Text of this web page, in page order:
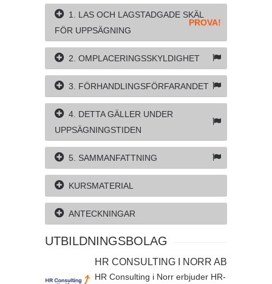
1. LAS OCH LAGSTADGADE SKÄL
FÖR UPPSÄGNING
PROVA!
2. OMPLACERINGSSKYLDIGHET
3. FÖRHANDLINGSFÖRFARANDET
4. DETTA GÄLLER UNDER
UPPSÄGNINGSTIDEN
5. SAMMANFATTNING
KURSMATERIAL
ANTECKNINGAR
UTBILDNINGSBOLAG
HR CONSULTING I NORR AB
HR Consulting i Norr erbjuder HR-